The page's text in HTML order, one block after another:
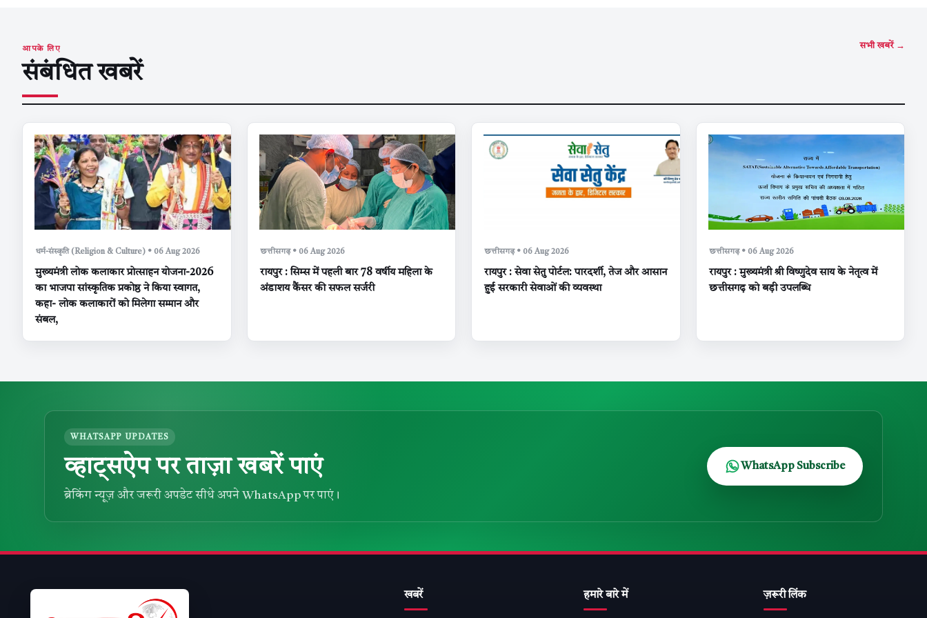
आपके लिए
संबंधित खबरें
सभी खबरें →
धर्म-संस्कृति (Religion & Culture) • 06 Aug 2026
मुख्यमंत्री लोक कलाकार प्रोत्साहन योजना-2026
का भाजपा सांस्कृतिक प्रकोष्ठ ने किया स्वागत,
कहा- लोक कलाकारों को मिलेगा सम्मान और
संबल,
छत्तीसगढ़ • 06 Aug 2026
रायपुर : सिम्स में पहली बार 78 वर्षीय महिला के
अंडाशय कैंसर की सफल सर्जरी
छत्तीसगढ़ • 06 Aug 2026
रायपुर : सेवा सेतु पोर्टल: पारदर्शी, तेज और आसान
हुई सरकारी सेवाओं की व्यवस्था
छत्तीसगढ़ • 06 Aug 2026
रायपुर : मुख्यमंत्री श्री विष्णुदेव साय के नेतृत्व में
छत्तीसगढ़ को बड़ी उपलब्धि
WHATSAPP UPDATES
व्हाट्सऐप पर ताज़ा खबरें पाएं
ब्रेकिंग न्यूज़ और जरूरी अपडेट सीधे अपने WhatsApp पर पाएं।
WhatsApp Subscribe
खबरें हमारे बारे में ज़रूरी लिंक